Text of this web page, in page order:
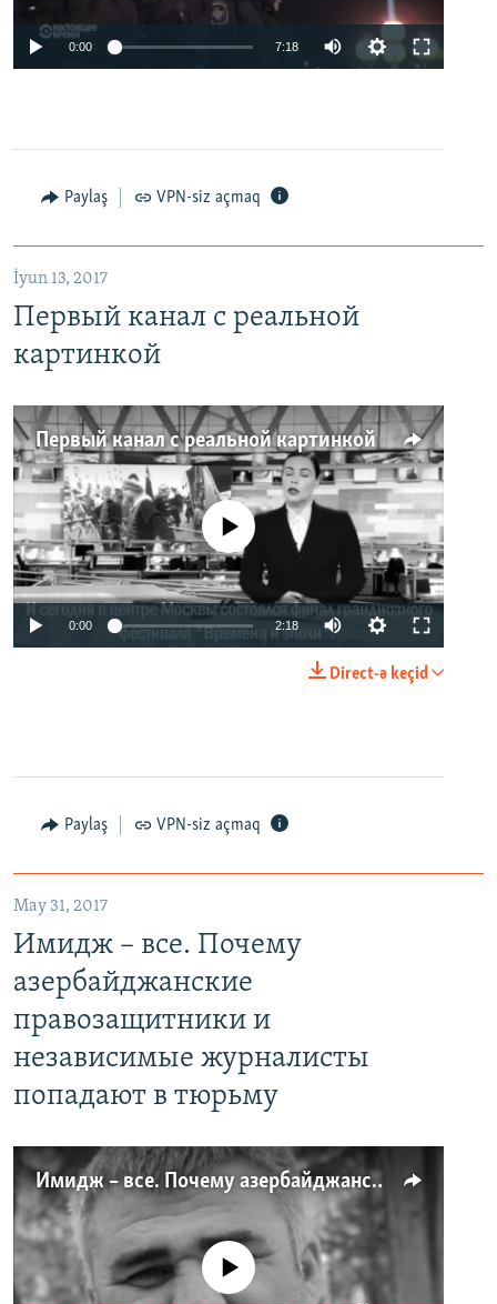
0:00 7:18
Paylaş VPN-siz açmaq
İyun 13, 2017
Первый канал с реальной
картинкой
Первый канал с реальной картинкой
No media source currently available
0:00 2:18
Direct-ə keçid
Paylaş VPN-siz açmaq
May 31, 2017
Имидж – все. Почему
азербайджанские
правозащитники и
независимые журналисты
попадают в тюрьму
Имидж – все. Почему азербайджанские правозащитники и независимые журналисты попадают в тюрьму
No media source currently available